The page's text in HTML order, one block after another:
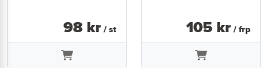
98 kr / st 105 kr / frp